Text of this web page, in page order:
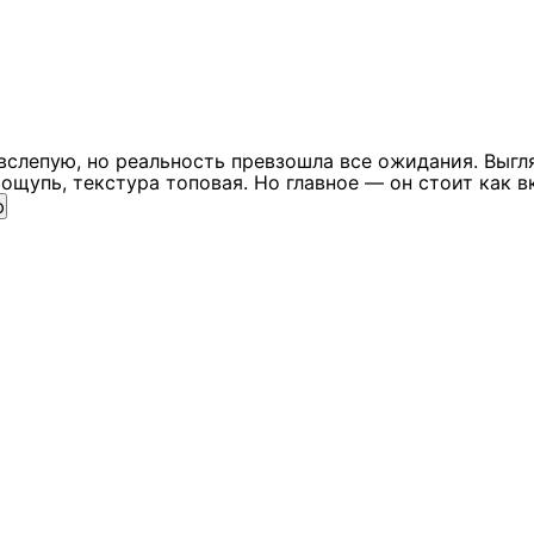
но реальность превзошла все ожидания.
текстура топовая. Но главное — он стоит как